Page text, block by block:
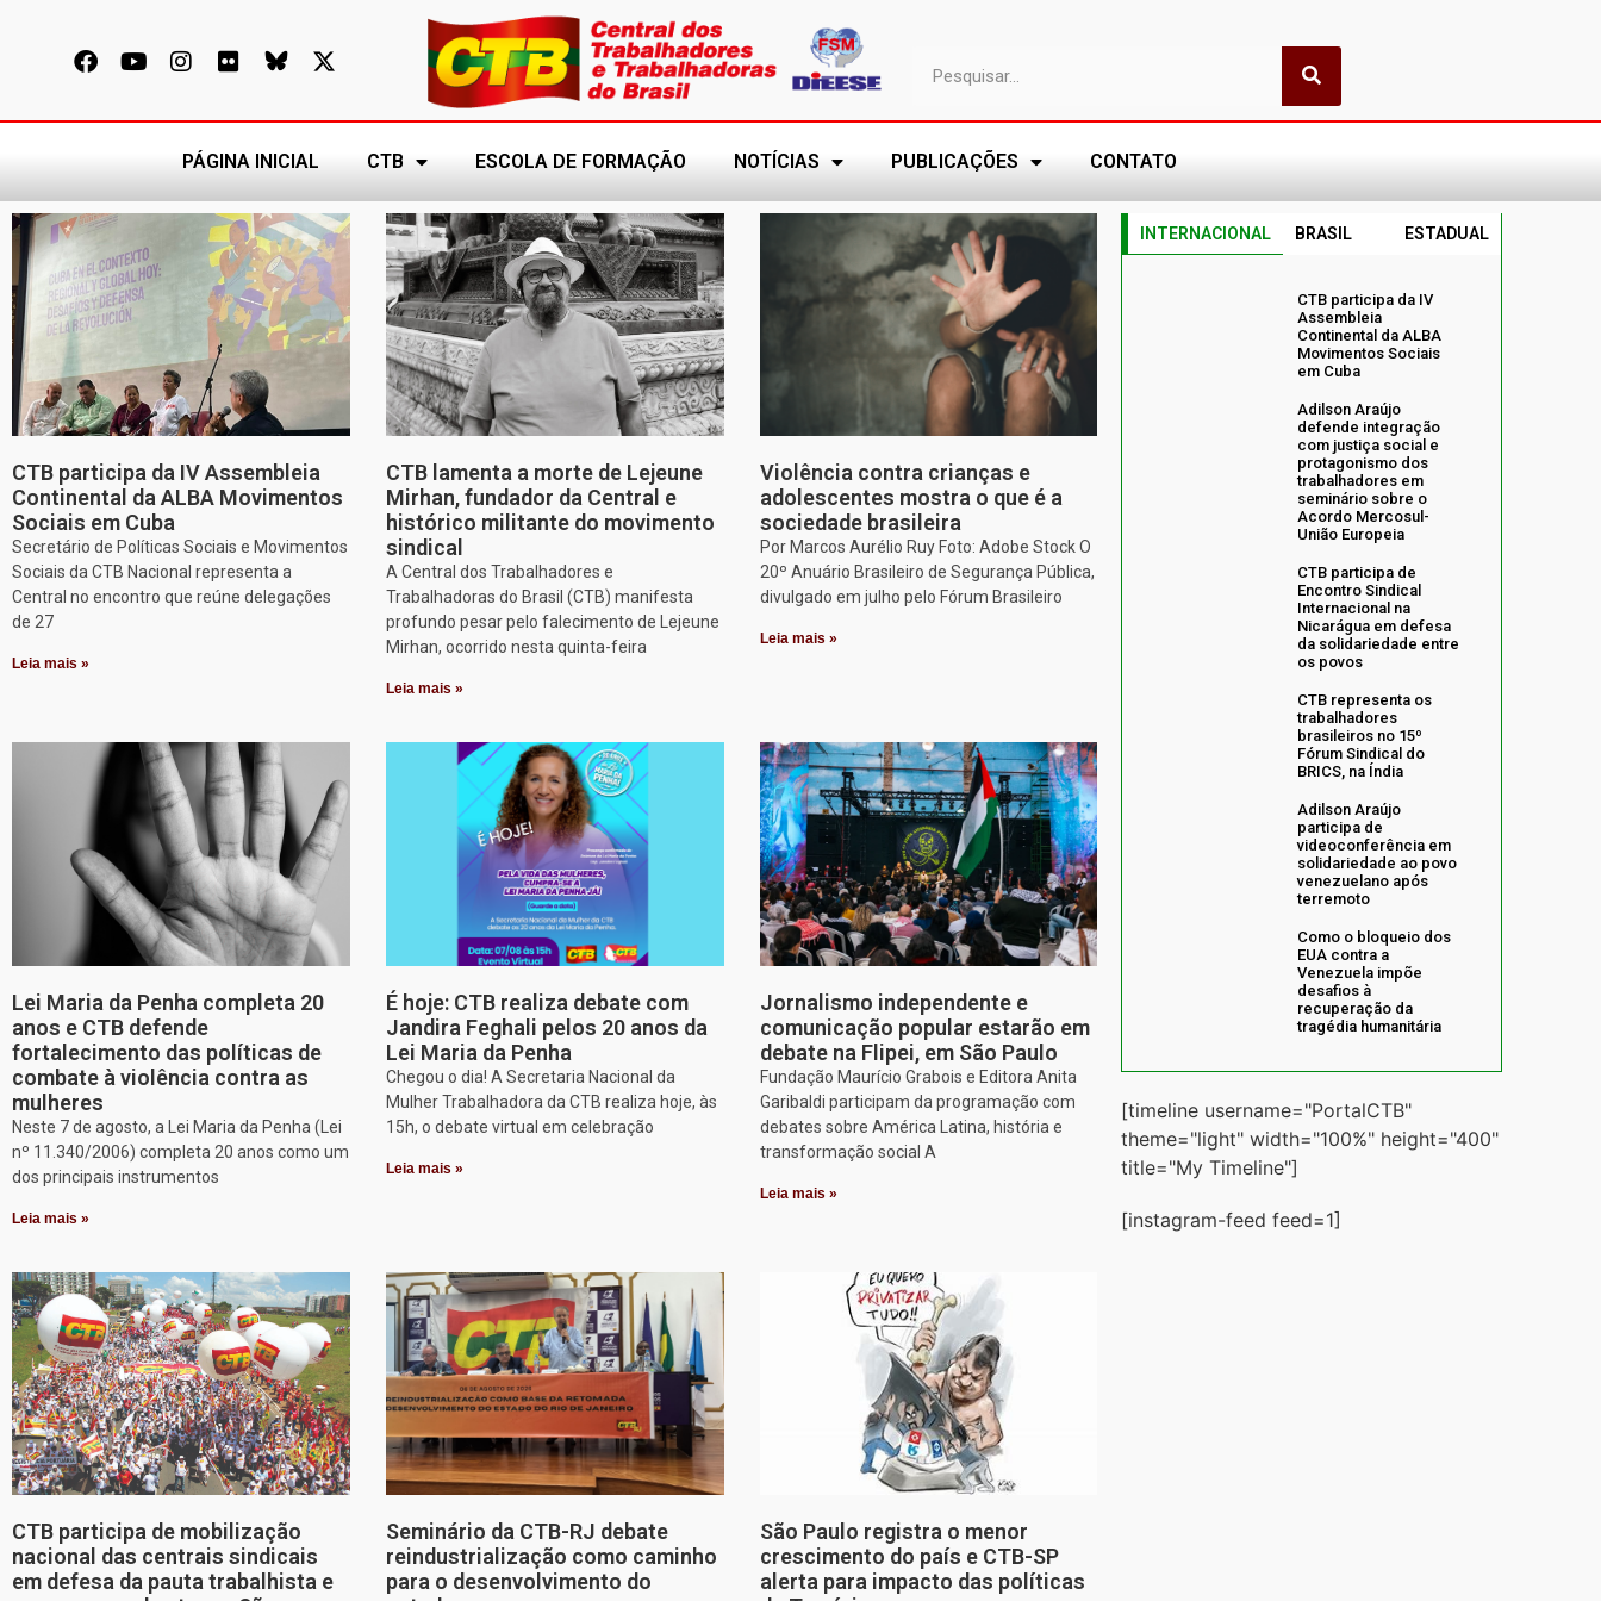
PÁGINA INICIAL CTB ESCOLA DE FORMAÇÃO NOTÍCIAS PUBLICAÇÕES CONTATO
CTB participa da IV Assembleia
Continental da ALBA Movimentos
Sociais em Cuba
Secretário de Políticas Sociais e Movimentos
Sociais da CTB Nacional representa a
Central no encontro que reúne delegações
de 27
Leia mais »
CTB lamenta a morte de Lejeune
Mirhan, fundador da Central e
histórico militante do movimento
sindical
A Central dos Trabalhadores e
Trabalhadoras do Brasil (CTB) manifesta
profundo pesar pelo falecimento de Lejeune
Mirhan, ocorrido nesta quinta-feira
Leia mais »
Violência contra crianças e
adolescentes mostra o que é a
sociedade brasileira
Por Marcos Aurélio Ruy Foto: Adobe Stock O
20º Anuário Brasileiro de Segurança Pública,
divulgado em julho pelo Fórum Brasileiro
Leia mais »
Lei Maria da Penha completa 20
anos e CTB defende
fortalecimento das políticas de
combate à violência contra as
mulheres
Neste 7 de agosto, a Lei Maria da Penha (Lei
nº 11.340/2006) completa 20 anos como um
dos principais instrumentos
Leia mais »
É hoje: CTB realiza debate com
Jandira Feghali pelos 20 anos da
Lei Maria da Penha
Chegou o dia! A Secretaria Nacional da
Mulher Trabalhadora da CTB realiza hoje, às
15h, o debate virtual em celebração
Leia mais »
Jornalismo independente e
comunicação popular estarão em
debate na Flipei, em São Paulo
Fundação Maurício Grabois e Editora Anita
Garibaldi participam da programação com
debates sobre América Latina, história e
transformação social A
Leia mais »
CTB participa de mobilização
nacional das centrais sindicais
em defesa da pauta trabalhista e
Seminário da CTB-RJ debate
reindustrialização como caminho
para o desenvolvimento do
São Paulo registra o menor
crescimento do país e CTB-SP
alerta para impacto das políticas
INTERNACIONAL BRASIL ESTADUAL
CTB participa da IV
Assembleia
Continental da ALBA
Movimentos Sociais
em Cuba
Adilson Araújo
defende integração
com justiça social e
protagonismo dos
trabalhadores em
seminário sobre o
Acordo Mercosul-
União Europeia
CTB participa de
Encontro Sindical
Internacional na
Nicarágua em defesa
da solidariedade entre
os povos
CTB representa os
trabalhadores
brasileiros no 15º
Fórum Sindical do
BRICS, na Índia
Adilson Araújo
participa de
videoconferência em
solidariedade ao povo
venezuelano após
terremoto
Como o bloqueio dos
EUA contra a
Venezuela impõe
desafios à
recuperação da
tragédia humanitária
[timeline username="PortalCTB"
theme="light" width="100%" height="400"
title="My Timeline"]
[instagram-feed feed=1]